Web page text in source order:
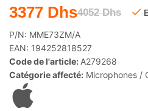
4052Dhs
3377 Dhs
P/N: MME73ZM/A
EAN: 194252818527
Code de l'article: A279268
Catégorie affecté: Microphones /